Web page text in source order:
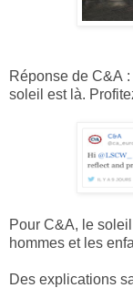
Réponse de C&A :
soleil est là.
Pour C&A, le
hommes et les
Des explications